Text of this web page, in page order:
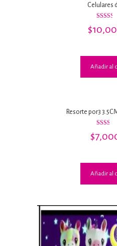
Celulares
con
$
Añadir al
Resorte por3
con
$
Añadir al